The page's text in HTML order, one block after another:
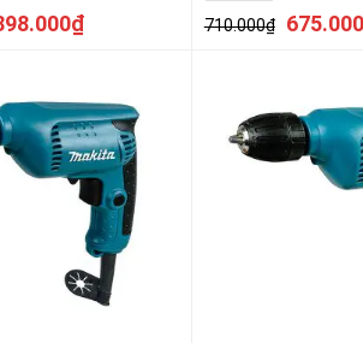
₫ 710.000₫ 675.000